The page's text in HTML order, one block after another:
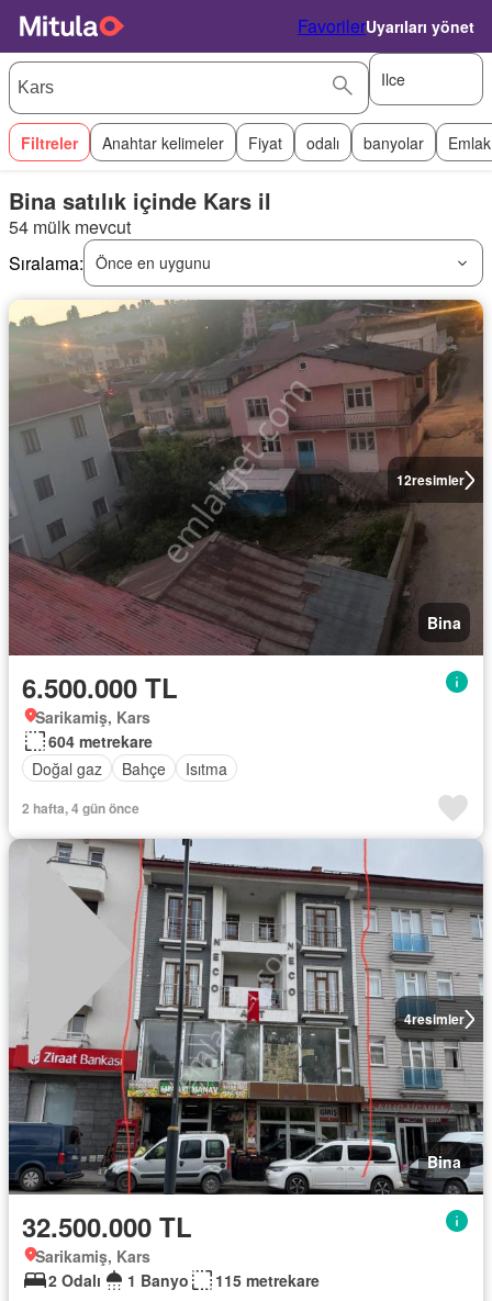
FavorilerUyarıları yönet
Ilce
Filtreler Anahtar kelimeler Fiyat odalı banyolar
Bina satılık içinde Kars il
54 mülk mevcut
Sıralama: Önce en uygunu
12resimler
Bina
6.500.000 TL
Sarikamiş, Kars
604 metrekare
Doğal gaz
Bahçe Isıtma
2 hafta, 4 gün önce
4resimler
Bina
32.500.000 TL
Sarikamiş, Kars
2 Odalı
1 Banyo 115 metrekare